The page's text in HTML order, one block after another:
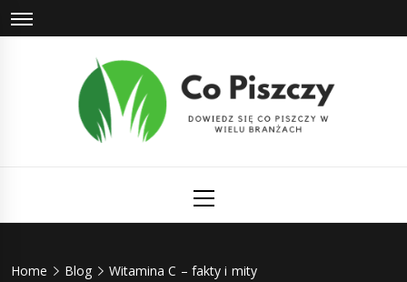
Skip
to
Menu
Home Blog Witamina C – fakty i mity